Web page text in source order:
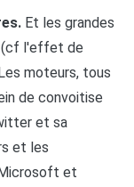
Et les grandes
(cf l'effet de
moteurs, tous
de convoitise
et sa
et les
et